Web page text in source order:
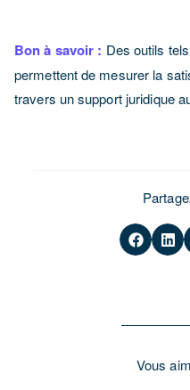
Bon à savoir : Des outils
permettent de mesurer la
travers un support juridique
Vous